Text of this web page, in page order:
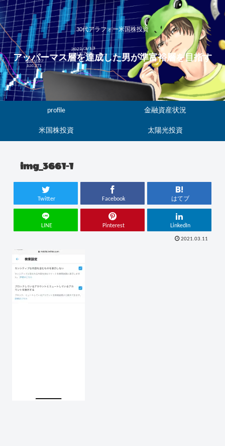
30代アラフォー米国株投資
アッパーマス層を達成した男が準富裕層を目指す
profile 金融資産状況
米国株投資 太陽光投資
img_3661-1
Twitter Facebook はてブ
LINE Pinterest LinkedIn
2021.03.11